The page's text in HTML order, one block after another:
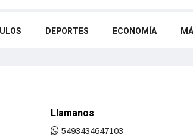
DEPORTES ECONOMÍA
Llamanos
5493434647103